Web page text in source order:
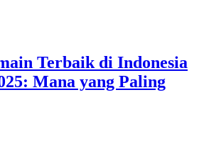
Terbaik di Indonesia
Mana yang Paling